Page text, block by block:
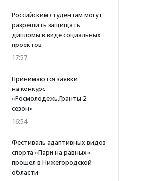
Российским студентам могут
разрешить защищать
дипломы в виде социальных
проектов
17:57
Принимаются заявки
на конкурс
«Росмолодежь.Гранты 2
сезон»
16:54
Фестиваль адаптивных видов
спорта «Пари на равных»
прошел в Нижегородской
области